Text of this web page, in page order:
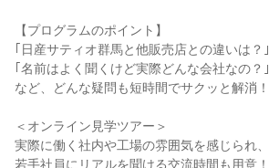
【プログラムのポイント】
｢日産サティオ群馬と他販売店との違いは？｣
｢名前はよく聞くけど実際どんな会社なの？｣
など、どんな疑問も短時間でサクッと解消！
＜オンライン見学ツアー＞
実際に働く社内や工場の雰囲気を感じられ、
若手社員にリアルを聞ける交流時間も用意！